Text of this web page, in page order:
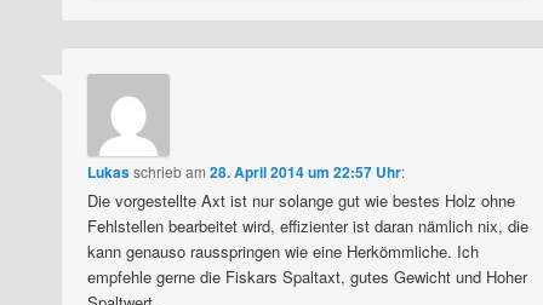
Lukasschriebam28. April 2014 um 22:57 Uhr:
Die vorgestellte Axt ist nur solange gut wie bestes Holz ohne
Fehlstellen bearbeitet wird, effizienter ist daran nämlich nix, die
kann genauso rausspringen wie eine Herkömmliche. Ich
empfehle gerne die Fiskars Spaltaxt, gutes Gewicht und Hoher